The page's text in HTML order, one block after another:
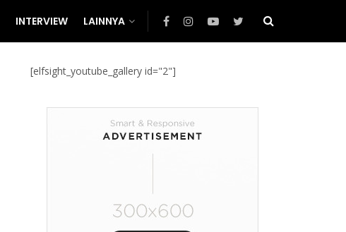
INTERVIEW LAINNYA
[elfsight_youtube_gallery id="2"]